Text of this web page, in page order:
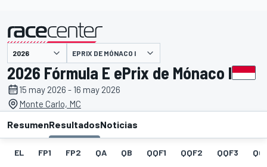
presentado por EPRIX DE MÓNACO I
2026 Fórmula E ePrix de Mónaco I
15 may 2026 - 16 may 2026
Monte Carlo, MC
ResumenResultadosNoticias
EL FP1 FP2 QA QB QQF1 QQF2 QQF3